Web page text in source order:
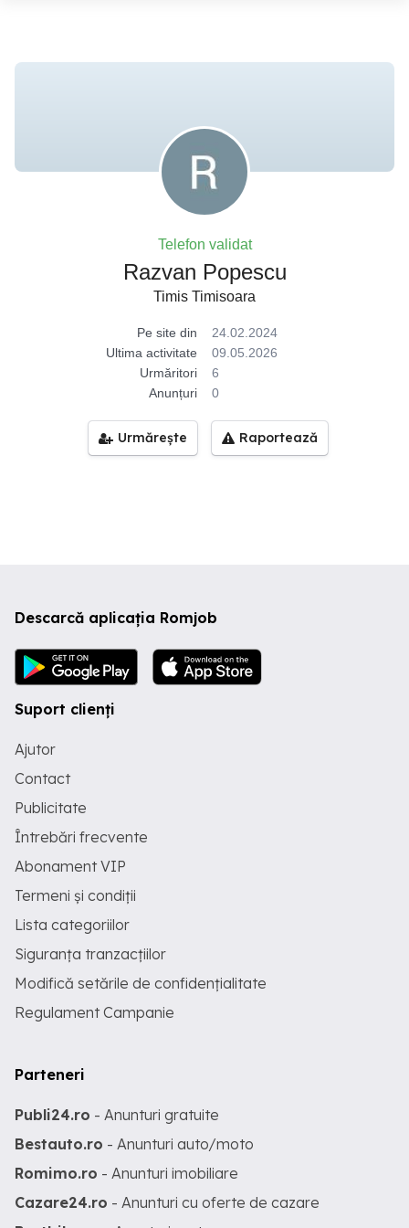
Telefon validat
Razvan Popescu
Timis Timisoara
Pe site din
24.02.2024
Ultima activitate
09.05.2026
Urmăritori
6
Anunțuri
0
Urmărește Raportează
Descarcă aplicația Romjob
Suport clienți
Ajutor
Contact
Publicitate
Întrebări frecvente
Abonament VIP
Termeni și condiții
Lista categoriilor
Siguranța tranzacțiilor
Modifică setările de confidențialitate
Regulament Campanie
Parteneri
Publi24.ro - Anunturi gratuite
Bestauto.ro - Anunturi auto/moto
Romimo.ro - Anunturi imobiliare
Cazare24.ro - Anunturi cu oferte de cazare